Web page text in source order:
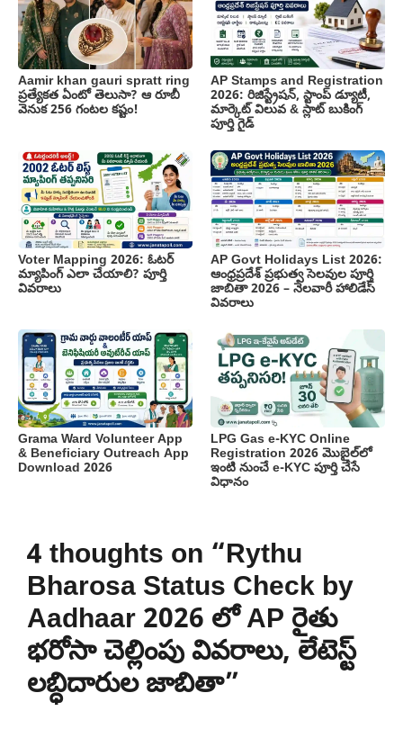
Aamir khan gauri spratt ring
ప్రత్యేకత ఏంటో తెలుసా? ఆ రూబీ
వెనుక 256 గంటల కష్టం!
AP Stamps and Registration
2026: రిజిస్ట్రేషన్, స్టాంప్ డ్యూటీ,
మార్కెట్ విలువ & స్లాట్ బుకింగ్
పూర్తి గైడ్
Voter Mapping 2026: ఓటర్
మ్యాపింగ్ ఎలా చేయాలి? పూర్తి
వివరాలు
AP Govt Holidays List 2026:
ఆంధ్రప్రదేశ్ ప్రభుత్వ సెలవుల పూర్తి
జాబితా 2026 – నెలవారీ హాలిడేస్
వివరాలు
Grama Ward Volunteer App
& Beneficiary Outreach App
Download 2026
LPG Gas e-KYC Online
Registration 2026 మొబైల్‌లో
ఇంటి నుంచే e-KYC పూర్తి చేసే
విధానం
4 thoughts on “Rythu
Bharosa Status Check by
Aadhaar 2026 లో AP రైతు
భరోసా చెల్లింపు వివరాలు, లేటెస్ట్
లబ్ధిదారుల జాబితా”